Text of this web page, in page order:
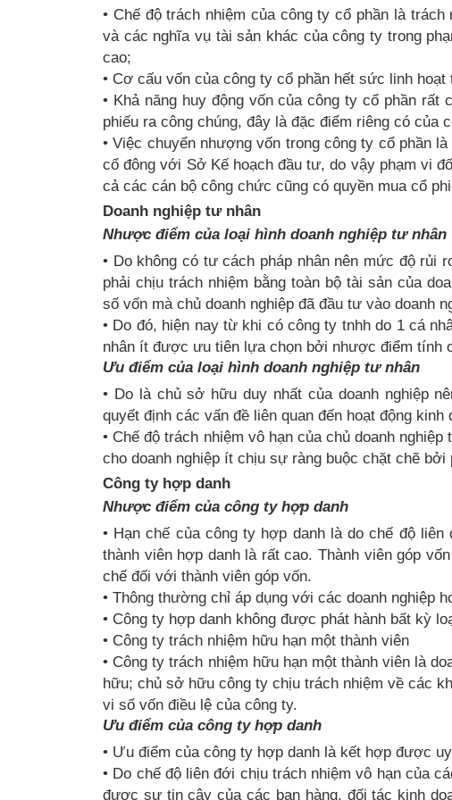
• Chế độ trách nhiệm của công ty cổ phần là
và các nghĩa vụ tài sản khác của công ty trong
cao;
• Cơ cấu vốn của công ty cổ phần hết sức linh
• Khả năng huy động vốn của công ty cổ phần rất
phiếu ra công chúng, đây là đặc điểm riêng có của
• Việc chuyển nhượng vốn trong công ty cổ phần
cổ đông với Sở Kế hoạch đầu tư, do vậy phạm vi
cả các cán bộ công chức cũng có quyền mua cổ
Doanh nghiệp tư nhân
Nhược điểm của loại hình doanh nghiệp tư nhân
• Do không có tư cách pháp nhân nên mức độ rủi
phải chịu trách nhiệm bằng toàn bộ tài sản của
số vốn mà chủ doanh nghiệp đã đầu tư vào doanh
• Do đó, hiện nay từ khi có công ty tnhh do 1 cá
nhân ít được ưu tiên lựa chọn bởi nhược điểm tính
Ưu điểm của loại hình doanh nghiệp tư nhân
• Do là chủ sở hữu duy nhất của doanh nghiệp
quyết định các vấn đề liên quan đến hoạt động kinh
• Chế độ trách nhiệm vô hạn của chủ doanh
cho doanh nghiệp ít chịu sự ràng buộc chặt chẽ
Công ty hợp danh
Nhược điểm của công ty hợp danh
• Hạn chế của công ty hợp danh là do chế độ
thành viên hợp danh là rất cao. Thành viên góp
chế đối với thành viên góp vốn.
• Thông thường chỉ áp dụng với các doanh nghiệp
• Công ty hợp danh không được phát hành bất kỳ
• Công ty trách nhiệm hữu hạn một thành viên
• Công ty trách nhiệm hữu hạn một thành viên là
hữu; chủ sở hữu công ty chịu trách nhiệm về các
vi số vốn điều lệ của công ty.
Ưu điểm của công ty hợp danh
• Ưu điểm của công ty hợp danh là kết hợp được
• Do chế độ liên đới chịu trách nhiệm vô hạn của
được sự tin cậy của các bạn hàng, đối tác kinh